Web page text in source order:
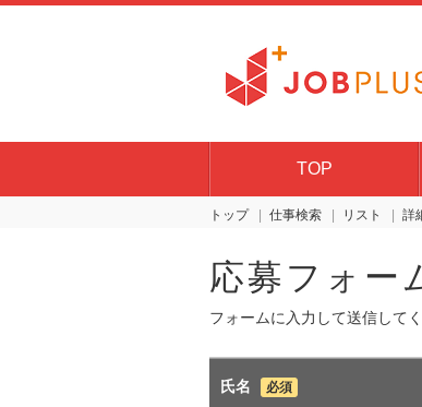
TOP
トップ 仕事検索 リスト 詳
応募フォー
フォームに入力して送信してく
氏名 必須